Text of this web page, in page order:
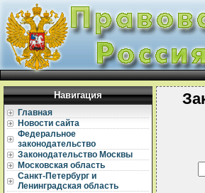
Навигация
Главная
Новости сайта
Федеральное
законодательство
Законодательство Москвы
Московская область
Санкт-Петербург и
Ленинградская область